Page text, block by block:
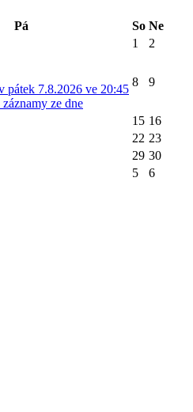
Pá So Ne
1 2
pátek 7.8.2026 ve 20:45
ze dne
8 9
15 16
22 23
29 30
5 6